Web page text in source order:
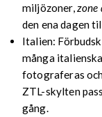
miljözoner, zone
den ena dagen
Italien:
många
fotograferas
ZTL-skylten
gång.